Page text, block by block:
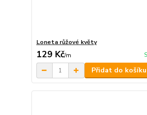
Loneta růžové květy
129 Kč/m
Přidat do košíku